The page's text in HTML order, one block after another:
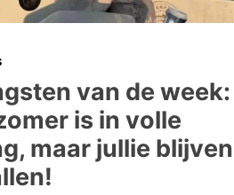
van de week:
is in volle
maar jullie blijven